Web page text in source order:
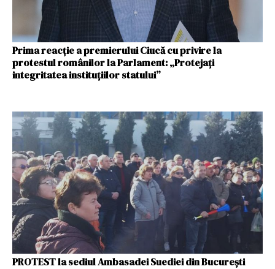
Prima reacție a premierului Ciucă cu privire la
protestul românilor la Parlament: „Protejați
integritatea instituţiilor statului”
PROTEST la sediul Ambasadei Suediei din București